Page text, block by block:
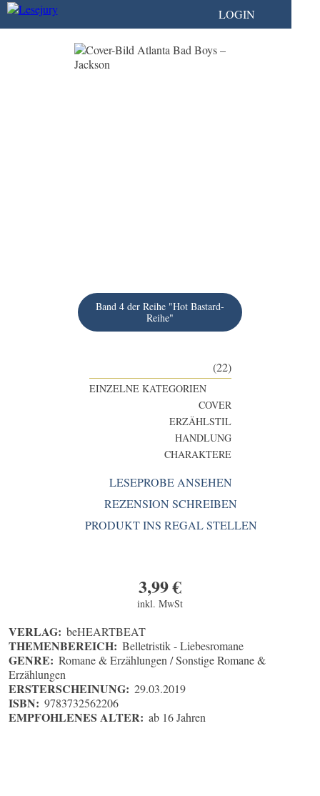
LOGIN
Band 4 der Reihe "Hot Bastard-
Reihe"
(22)
EINZELNE KATEGORIEN
COVER
ERZÄHLSTIL
HANDLUNG
CHARAKTERE
LESEPROBE ANSEHEN
REZENSION SCHREIBEN
PRODUKT INS REGAL STELLEN
3,99€
inkl. MwSt
VERLAG: beHEARTBEAT
THEMENBEREICH: Belletristik - Liebesromane
GENRE: Romane & Erzählungen / Sonstige Romane &
Erzählungen
ERSTERSCHEINUNG: 29.03.2019
ISBN: 9783732562206
EMPFOHLENES ALTER: ab 16 Jahren